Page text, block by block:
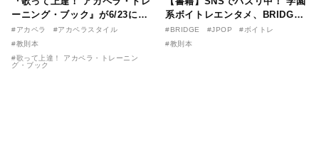
ーニング・ブック』が6/23に発
売！ 課題曲音源・音取り用アプ
リを公開。
#アカペラ
#アカペラスタイル
#教則本
#歌って上達！ アカペラ・トレーニン
グ・ブック
系ボイトレエンタメ、BRIDGE
が届ける教則本『１分で攻略！
ボイスタイプ別で挑む歌の上達
#BRIDGE #JPOP
#ボイトレ
#教則本